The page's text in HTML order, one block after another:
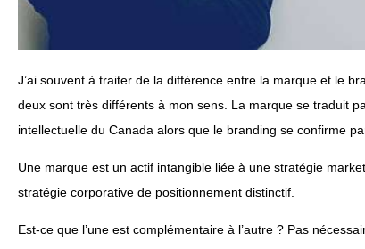
J’ai souvent à traiter de la différence entre la marque et le
deux sont très différents à mon sens. La marque se traduit
intellectuelle du Canada alors que le branding se confirme
Une marque est un actif intangible liée à une stratégie
stratégie corporative de positionnement distinctif.
Est-ce que l’une est complémentaire à l’autre ? Pas